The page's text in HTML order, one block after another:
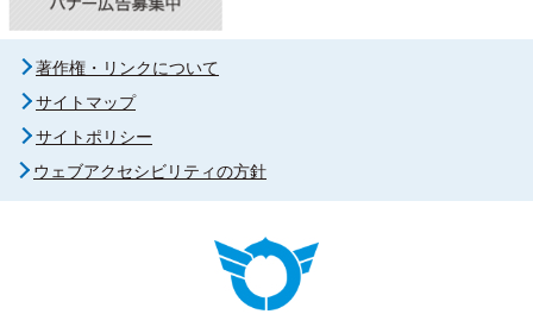
著作権・リンクについて
サイトマップ
サイトポリシー
ウェブアクセシビリティの方針